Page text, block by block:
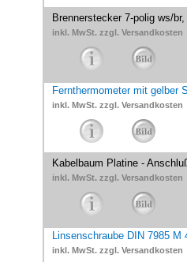
Brennerstecker 7-polig ws/
inkl. MwSt. zzgl. Versandkosten
Fernthermometer mit gelber
inkl. MwSt. zzgl. Versandkosten
Kabelbaum Platine -
inkl. MwSt. zzgl. Versandkosten
Linsenschraube DIN 7985 M
inkl. MwSt. zzgl. Versandkosten